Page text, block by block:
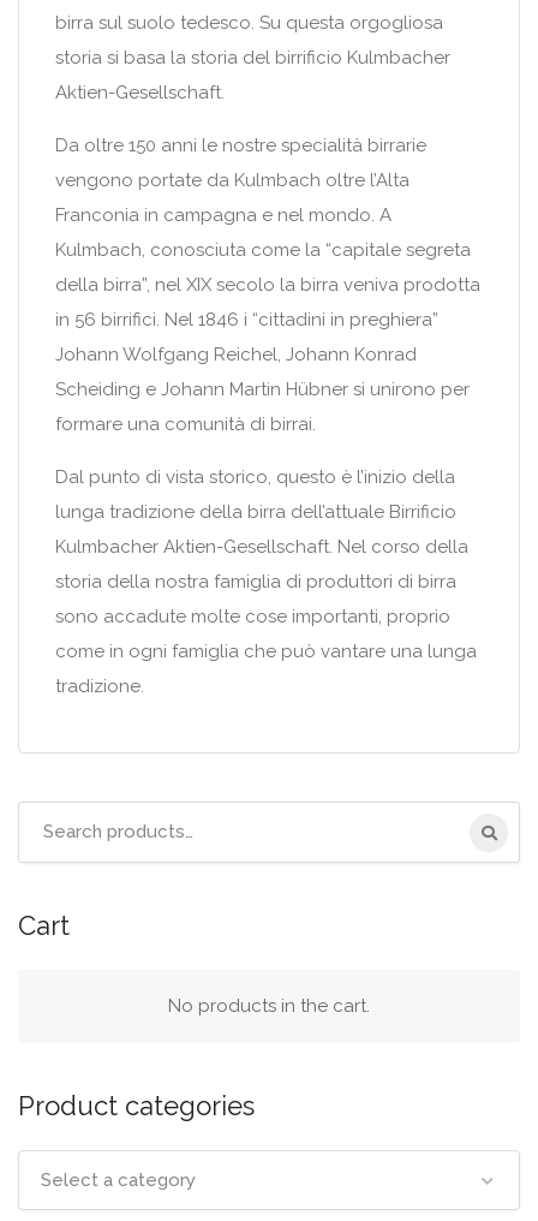
birra sul suolo tedesco. Su questa orgogliosa
storia si basa la storia del birrificio Kulmbacher
Aktien-Gesellschaft.
Da oltre 150 anni le nostre specialità birrarie
vengono portate da Kulmbach oltre l’Alta
Franconia in campagna e nel mondo. A
Kulmbach, conosciuta come la “capitale segreta
della birra”, nel XIX secolo la birra veniva prodotta
in 56 birrifici. Nel 1846 i “cittadini in preghiera”
Johann Wolfgang Reichel, Johann Konrad
Scheiding e Johann Martin Hübner si unirono per
formare una comunità di birrai.
Dal punto di vista storico, questo è l’inizio della
lunga tradizione della birra dell’attuale Birrificio
Kulmbacher Aktien-Gesellschaft. Nel corso della
storia della nostra famiglia di produttori di birra
sono accadute molte cose importanti, proprio
come in ogni famiglia che può vantare una lunga
tradizione.
Cart
No products in the cart.
Product categories
Select a category